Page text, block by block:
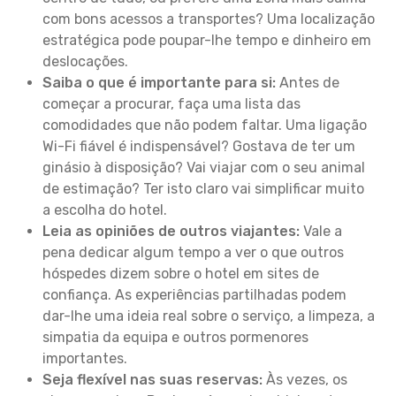
com bons acessos a transportes? Uma localização
estratégica pode poupar-lhe tempo e dinheiro em
deslocações.
Saiba o que é importante para si: Antes de
começar a procurar, faça uma lista das
comodidades que não podem faltar. Uma ligação
Wi-Fi fiável é indispensável? Gostava de ter um
ginásio à disposição? Vai viajar com o seu animal
de estimação? Ter isto claro vai simplificar muito
a escolha do hotel.
Leia as opiniões de outros viajantes: Vale a
pena dedicar algum tempo a ver o que outros
hóspedes dizem sobre o hotel em sites de
confiança. As experiências partilhadas podem
dar-lhe uma ideia real sobre o serviço, a limpeza, a
simpatia da equipa e outros pormenores
importantes.
Seja flexível nas suas reservas: Às vezes, os